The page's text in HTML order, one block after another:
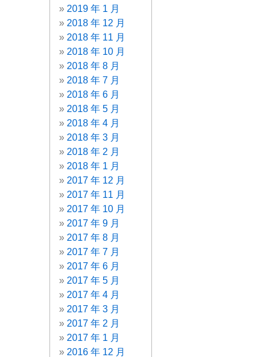
2019 年 1 月
2018 年 12 月
2018 年 11 月
2018 年 10 月
2018 年 8 月
2018 年 7 月
2018 年 6 月
2018 年 5 月
2018 年 4 月
2018 年 3 月
2018 年 2 月
2018 年 1 月
2017 年 12 月
2017 年 11 月
2017 年 10 月
2017 年 9 月
2017 年 8 月
2017 年 7 月
2017 年 6 月
2017 年 5 月
2017 年 4 月
2017 年 3 月
2017 年 2 月
2017 年 1 月
2016 年 12 月